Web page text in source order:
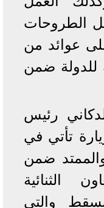
الطروحات
عوائد من
للدولة ضمن
رئيس
تأتي في
ضمن
الثنائية
والتي